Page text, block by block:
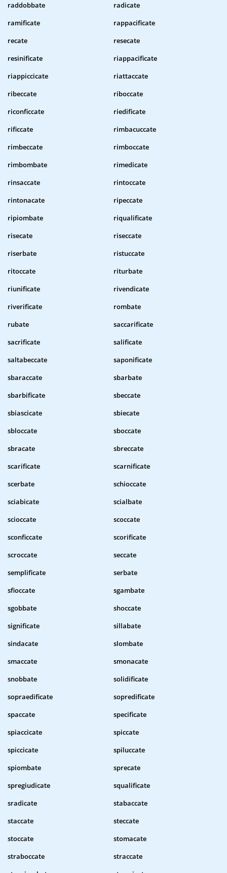
raddobbate
radicate
ramificate
rappacificate
recate
resecate
resinificate
riappacificate
riappiccicate
riattaccate
ribeccate
riboccate
riconficcate
riedificate
rificcate
rimbacuccate
rimbeccate
rimboccate
rimbombate
rimedicate
rinsaccate
rintoccate
rintonacate
ripeccate
ripiombate
riqualificate
risecate
riseccate
riserbate
ristuccate
ritoccate
riturbate
riunificate
rivendicate
riverificate
rombate
rubate
saccarificate
sacrificate
salificate
saltabeccate
saponificate
sbaraccate
sbarbate
sbarbificate
sbeccate
sbiascicate
sbiecate
sbloccate
sboccate
sbracate
sbreccate
scarificate
scarnificate
scerbate
schioccate
sciabicate
scialbate
scioccate
scoccate
sconficcate
scorificate
scroccate
seccate
semplificate
serbate
sfioccate
sgambate
sgobbate
shoccate
significate
sillabate
sindacate
slombate
smaccate
smonacate
snobbate
solidificate
sopraedificate
sopredificate
spaccate
specificate
spiaccicate
spiccate
spiccicate
spiluccate
spiombate
sprecate
spregiudicate
squalificate
sradicate
stabaccate
staccate
steccate
stoccate
stomacate
straboccate
straccate